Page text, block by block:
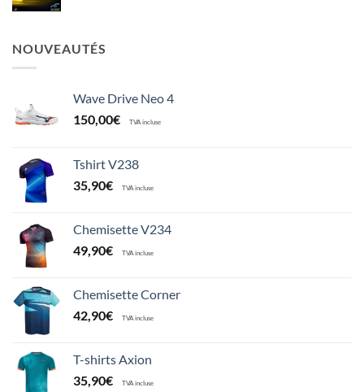
NOUVEAUTÉS
Wave Drive Neo 4
150,00€ TVA incluse
Tshirt V238
35,90€ TVA incluse
Chemisette V234
49,90€ TVA incluse
Chemisette Corner
42,90€ TVA incluse
T-shirts Axion
35,90€ TVA incluse